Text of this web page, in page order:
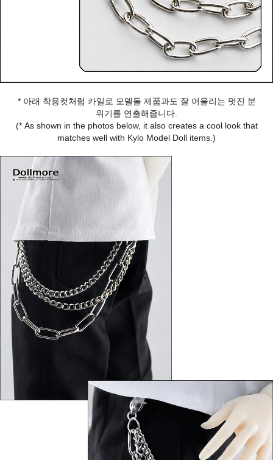
* 아래 착용컷처럼 카일로 모델돌 제품과도 잘 어울리는 멋진 분
위기를 연출해줍니다.
(* As shown in the photos below, it also creates a cool look that
matches well with Kylo Model Doll items.)